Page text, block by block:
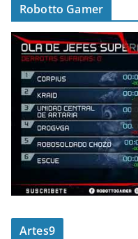
Robotto Gamer
Artes9